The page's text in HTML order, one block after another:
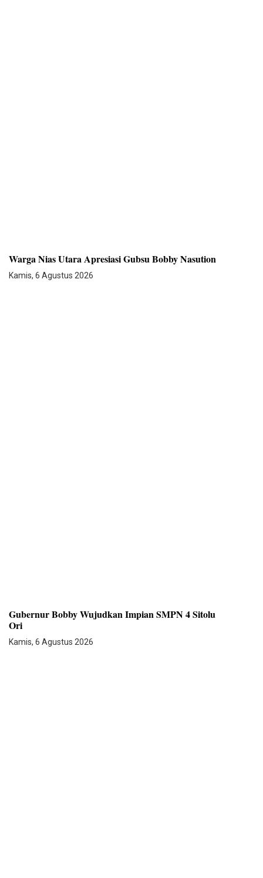
Warga Nias Utara Apresiasi Gubsu Bobby Nasution
Kamis, 6 Agustus 2026
Gubernur Bobby Wujudkan Impian SMPN 4 Sitolu
Ori
Kamis, 6 Agustus 2026